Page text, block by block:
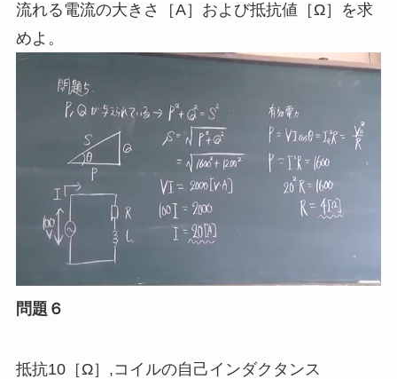
流れる電流の大きさ［A］および抵抗値［Ω］を求
めよ。
問題６
抵抗10［Ω］,コイルの自己インダクタンス